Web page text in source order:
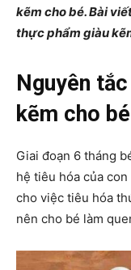
kẽm cho bé. Bài
thực phẩm giàu
Nguyên
kẽm cho
Giai đoạn 6 tháng
hệ tiêu hóa của
cho việc tiêu hóa
nên cho bé làm